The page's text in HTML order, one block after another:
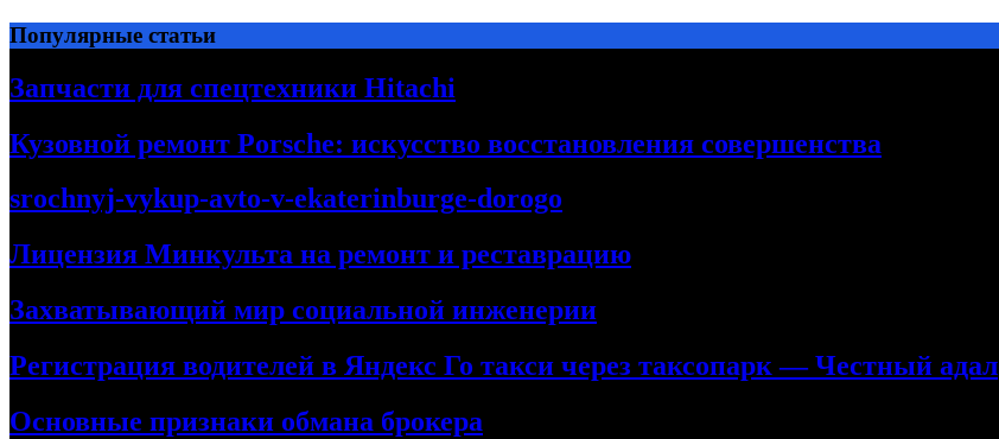
Перейти
к
содержимому
Популярные статьи
Запчасти для спецтехники Hitachi
Кузовной ремонт Porsche: искусство восстановления совершенства
srochnyj-vykup-avto-v-ekaterinburge-dorogo
Лицензия Минкульта на ремонт и реставрацию
Захватывающий мир социальной инженерии
Регистрация водителей в Яндекс Го такси через таксопарк — Честный адал
Основные признаки обмана брокера